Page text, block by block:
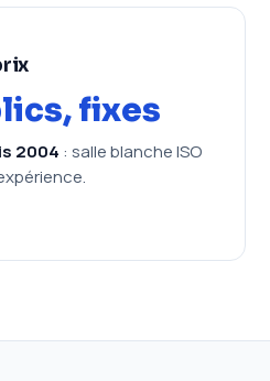
fixes
2004 : salle blanche ISO